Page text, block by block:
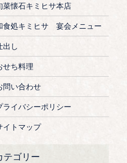
菜懐石キミヒサ本店
食処キミヒサ 宴会メニュー
出し
せち料理
問い合わせ
ライバシーポリシー
イトマップ